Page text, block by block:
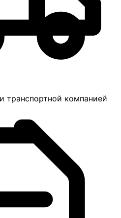
транспортной компанией